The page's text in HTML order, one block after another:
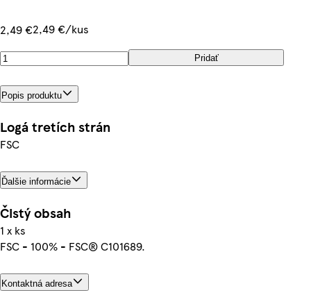
2,49 €2,49 €/kus
Pridať
Popis produktu
Logá tretích strán
FSC
Ďalšie informácie
Čistý obsah
1 x ks
FSC - 100% - FSC® C101689.
Kontaktná adresa